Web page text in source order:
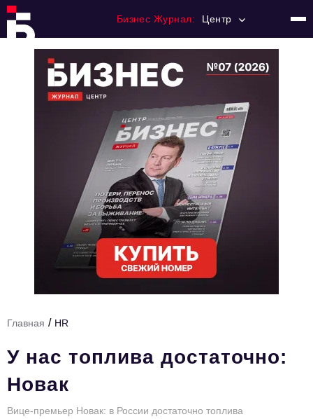
Бизнес Журнал: Центр
Регулирование
Премия "Тульский Бизнес"
История тульского предпринимательства
Тема номера
HR
Персона номера
Главная / HR
У нас топлива достаточно:
Новак
Вице-премьер Новак: в России достаточно топлива